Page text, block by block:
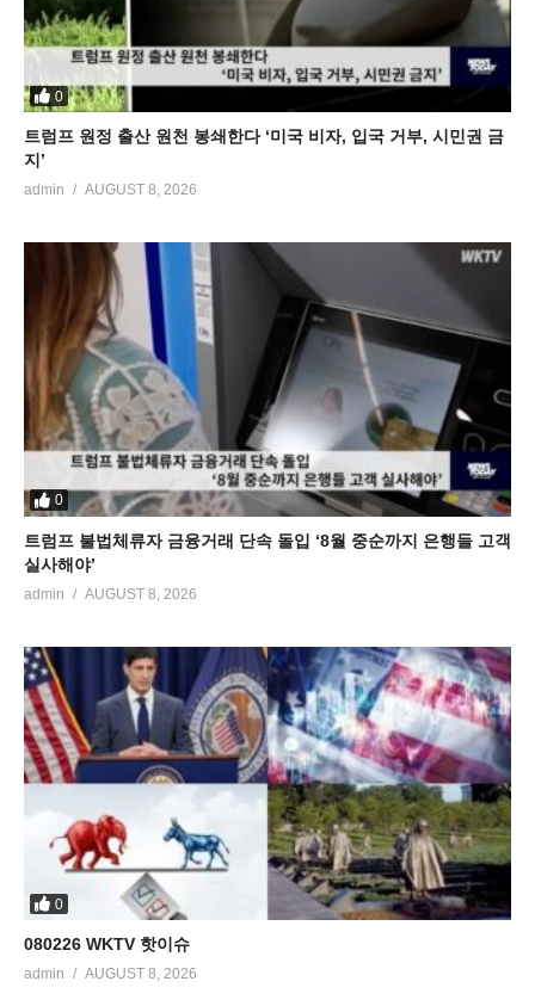
0
트럼프 원정 출산 원천 봉쇄한다 ‘미국 비자, 입국 거부, 시민권 금
지’
admin AUGUST 8, 2026
0
트럼프 불법체류자 금융거래 단속 돌입 ‘8월 중순까지 은행들 고객
실사해야’
admin AUGUST 8, 2026
0
080226 WKTV 핫이슈
admin AUGUST 8, 2026